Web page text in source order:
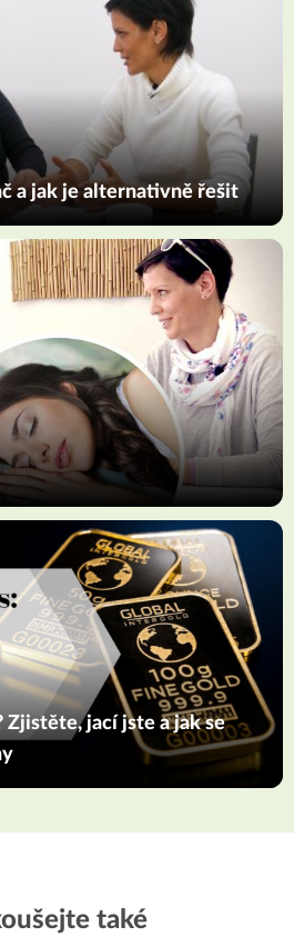
a jak je alternativně řešit
Zjistěte, jací jste a jak se
také